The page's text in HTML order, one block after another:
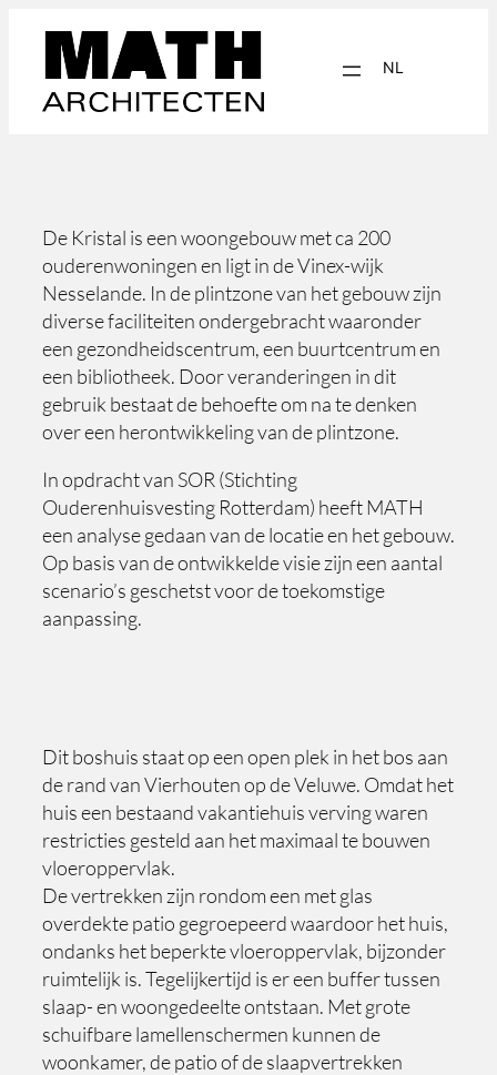
inhoud
NL
De Kristal is een woongebouw met ca 200
ouderenwoningen en ligt in de Vinex-wijk
Nesselande. In de plintzone van het gebouw zijn
diverse faciliteiten ondergebracht waaronder
een gezondheidscentrum, een buurtcentrum en
een bibliotheek. Door veranderingen in dit
gebruik bestaat de behoefte om na te denken
over een herontwikkeling van de plintzone.
In opdracht van SOR (Stichting
Ouderenhuisvesting Rotterdam) heeft MATH
een analyse gedaan van de locatie en het gebouw.
Op basis van de ontwikkelde visie zijn een aantal
scenario’s geschetst voor de toekomstige
aanpassing.
Dit boshuis staat op een open plek in het bos aan
de rand van Vierhouten op de Veluwe. Omdat het
huis een bestaand vakantiehuis verving waren
restricties gesteld aan het maximaal te bouwen
vloeroppervlak.
De vertrekken zijn rondom een met glas
overdekte patio gegroepeerd waardoor het huis,
ondanks het beperkte vloeroppervlak, bijzonder
ruimtelijk is. Tegelijkertijd is er een buffer tussen
slaap- en woongedeelte ontstaan. Met grote
schuifbare lamellenschermen kunnen de
woonkamer, de patio of de slaapvertrekken